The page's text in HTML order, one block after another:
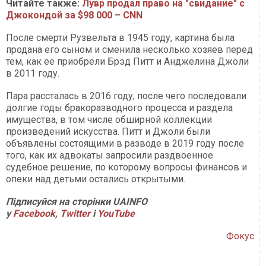
Читайте также: Лувр продал право на "свидание" с
Джокондой за $98 000 – CNN
После смерти Рузвельта в 1945 году, картина была
продана его сыном и сменила несколько хозяев перед
тем, как ее приобрели Брэд Питт и Анджелина Джоли
в 2011 году.
Пара рассталась в 2016 году, после чего последовали
долгие годы бракоразводного процесса и раздела
имущества, в том числе обширной коллекции
произведений искусства. Питт и Джоли были
объявлены состоящими в разводе в 2019 году после
того, как их адвокаты запросили раздвоенное
судебное решение, по которому вопросы финансов и
опеки над детьми остались открытыми.
Підписуйся на сторінки UAINFO
уFacebook, Twitter і YouTube
Фокус